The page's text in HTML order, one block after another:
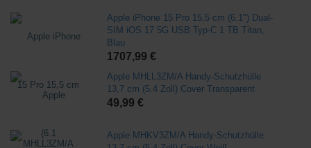
Apple iPhone 15 Pro 15,5 cm (6.1") Dual-
SIM iOS 17 5G USB Typ-C 1 TB Titan,
Blau
1707,99 €
Apple MHLL3ZM/A Handy-Schutzhülle
13,7 cm (5.4 Zoll) Cover Transparent
49,99 €
Apple MHKV3ZM/A Handy-Schutzhülle